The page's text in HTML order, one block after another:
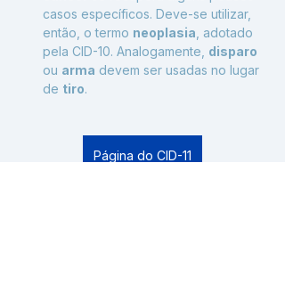
casos específicos. Deve-se utilizar,
então, o termo neoplasia , adotado
pela CID-10. Analogamente, disparo
ou arma devem ser usadas no lugar
de tiro.
Página do CID-11